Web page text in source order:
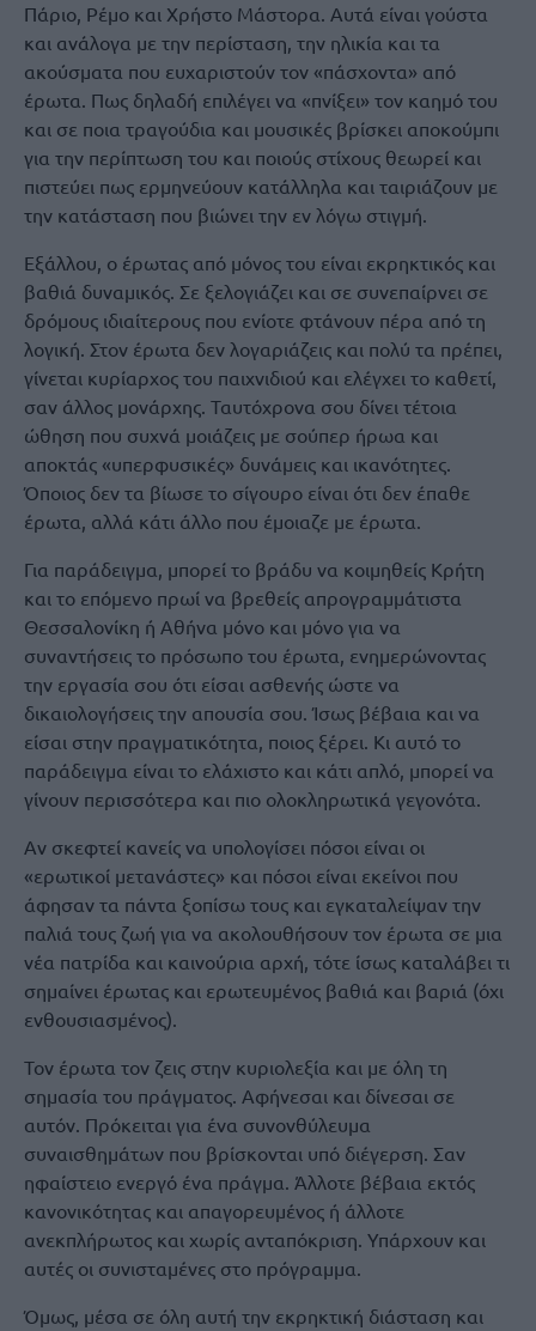
Πάριο, Ρέμο και Χρήστο Μάστορα. Αυτά είναι γούστα
και ανάλογα με την περίσταση, την ηλικία και τα
ακούσματα που ευχαριστούν τον «πάσχοντα» από
έρωτα. Πως δηλαδή επιλέγει να «πνίξει» τον καημό του
και σε ποια τραγούδια και μουσικές βρίσκει αποκούμπι
για την περίπτωση του και ποιούς στίχους θεωρεί και
πιστεύει πως ερμηνεύουν κατάλληλα και ταιριάζουν με
την κατάσταση που βιώνει την εν λόγω στιγμή.
Εξάλλου, ο έρωτας από μόνος του είναι εκρηκτικός και
βαθιά δυναμικός. Σε ξελογιάζει και σε συνεπαίρνει σε
δρόμους ιδιαίτερους που ενίοτε φτάνουν πέρα από τη
λογική. Στον έρωτα δεν λογαριάζεις και πολύ τα πρέπει,
γίνεται κυρίαρχος του παιχνιδιού και ελέγχει το καθετί,
σαν άλλος μονάρχης. Ταυτόχρονα σου δίνει τέτοια
ώθηση που συχνά μοιάζεις με σούπερ ήρωα και
αποκτάς «υπερφυσικές» δυνάμεις και ικανότητες.
Όποιος δεν τα βίωσε το σίγουρο είναι ότι δεν έπαθε
έρωτα, αλλά κάτι άλλο που έμοιαζε με έρωτα.
Για παράδειγμα, μπορεί το βράδυ να κοιμηθείς Κρήτη
και το επόμενο πρωί να βρεθείς απρογραμμάτιστα
Θεσσαλονίκη ή Αθήνα μόνο και μόνο για να
συναντήσεις το πρόσωπο του έρωτα, ενημερώνοντας
την εργασία σου ότι είσαι ασθενής ώστε να
δικαιολογήσεις την απουσία σου. Ίσως βέβαια και να
είσαι στην πραγματικότητα, ποιος ξέρει. Κι αυτό το
παράδειγμα είναι το ελάχιστο και κάτι απλό, μπορεί να
γίνουν περισσότερα και πιο ολοκληρωτικά γεγονότα.
Αν σκεφτεί κανείς να υπολογίσει πόσοι είναι οι
«ερωτικοί μετανάστες» και πόσοι είναι εκείνοι που
άφησαν τα πάντα ξοπίσω τους και εγκαταλείψαν την
παλιά τους ζωή για να ακολουθήσουν τον έρωτα σε μια
νέα πατρίδα και καινούρια αρχή, τότε ίσως καταλάβει τι
σημαίνει έρωτας και ερωτευμένος βαθιά και βαριά (όχι
ενθουσιασμένος).
Τον έρωτα τον ζεις στην κυριολεξία και με όλη τη
σημασία του πράγματος. Αφήνεσαι και δίνεσαι σε
αυτόν. Πρόκειται για ένα συνονθύλευμα
συναισθημάτων που βρίσκονται υπό διέγερση. Σαν
ηφαίστειο ενεργό ένα πράγμα. Άλλοτε βέβαια εκτός
κανονικότητας και απαγορευμένος ή άλλοτε
ανεκπλήρωτος και χωρίς ανταπόκριση. Υπάρχουν και
αυτές οι συνισταμένες στο πρόγραμμα.
Όμως, μέσα σε όλη αυτή την εκρηκτική διάσταση και